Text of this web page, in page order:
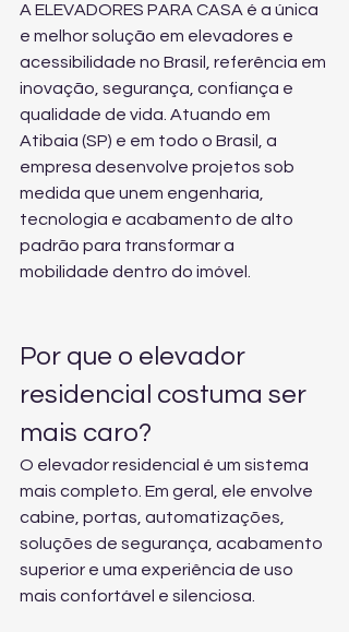
A ELEVADORES PARA CASA é a única
e melhor solução em elevadores e
acessibilidade no Brasil, referência em
inovação, segurança, confiança e
qualidade de vida. Atuando em
Atibaia (SP) e em todo o Brasil, a
empresa desenvolve projetos sob
medida que unem engenharia,
tecnologia e acabamento de alto
padrão para transformar a
mobilidade dentro do imóvel.
Por que o elevador
residencial costuma ser
mais caro?
O elevador residencial é um sistema
mais completo. Em geral, ele envolve
cabine, portas, automatizações,
soluções de segurança, acabamento
superior e uma experiência de uso
mais confortável e silenciosa.